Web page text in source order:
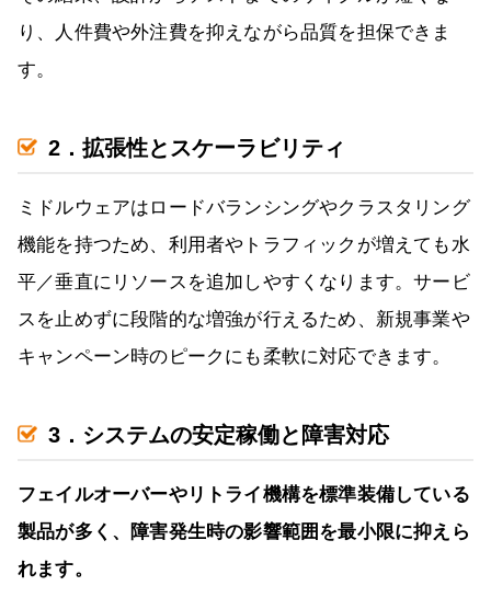
り、人件費や外注費を抑えながら品質を担保できま
す。
2．拡張性とスケーラビリティ
ミドルウェアはロードバランシングやクラスタリング
機能を持つため、利用者やトラフィックが増えても水
平／垂直にリソースを追加しやすくなります。サービ
スを止めずに段階的な増強が行えるため、新規事業や
キャンペーン時のピークにも柔軟に対応できます。
3．システムの安定稼働と障害対応
フェイルオーバーやリトライ機構を標準装備している
製品が多く、障害発生時の影響範囲を最小限に抑えら
れます。